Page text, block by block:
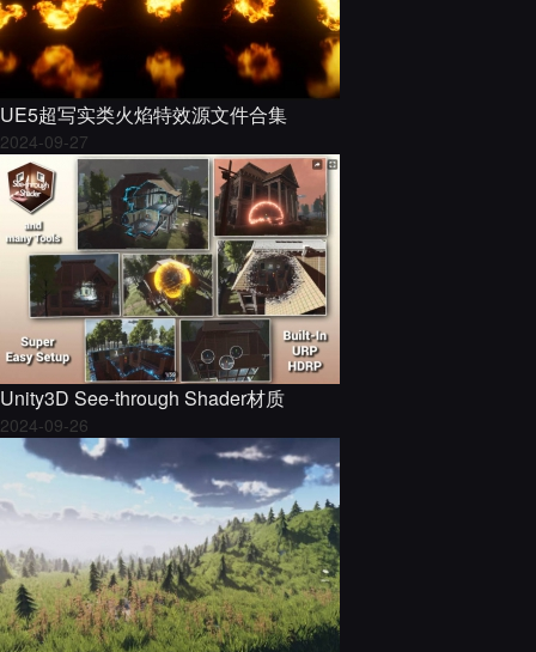
UE5超写实类火焰特效源文件合集
2024-09-27
Unity3D See-through Shader材质
2024-09-26